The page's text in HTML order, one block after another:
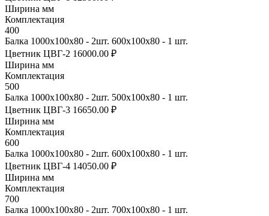
Ширина мм
Комплектация
400
Балка 1000х100х80 - 2шт. 600х100х80 - 1 шт.
Цветник ЦВГ-2 16000.00 ₽
Ширина мм
Комплектация
500
Балка 1000х100х80 - 2шт. 500х100х80 - 1 шт.
Цветник ЦВГ-3 16650.00 ₽
Ширина мм
Комплектация
600
Балка 1000х100х80 - 2шт. 600х100х80 - 1 шт.
Цветник ЦВГ-4 14050.00 ₽
Ширина мм
Комплектация
700
Балка 1000х100х80 - 2шт. 700х100х80 - 1 шт.